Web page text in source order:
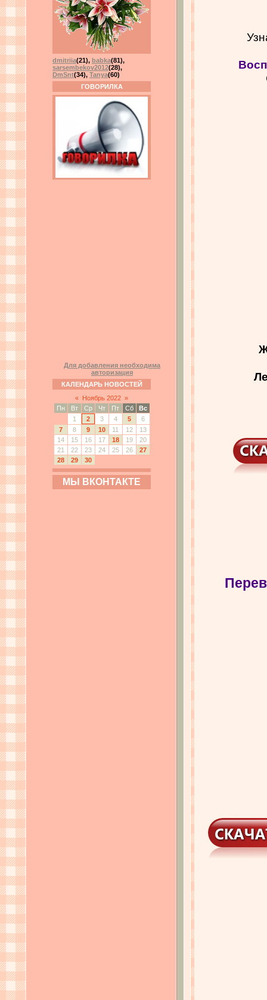
dmitriia(21), babka(81),
sarsembekov2012(28),
DmSnt(34), Tanya(60)
ГОВОРИЛКА
Для добавления необходима
авторизация
КАЛЕНДАРЬ НОВОСТЕЙ
«
Ноябрь 2022 »
Пн
Вт Ср Чт Пт Сб
Вс
1
2 3 4 5
6
7
8 9 10 11 12
13
14
15 16 17 18 19
20
21
22 23 24 25 26
27
28
29 30
МЫ ВКОНТАКТЕ